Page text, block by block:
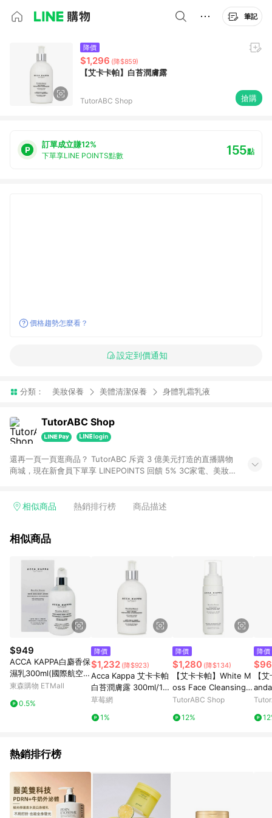
筆記
降價
$1,296 (降$859)
【艾卡卡帕】白苔潤膚露
TutorABC Shop 搶購
訂單成立賺12%
下單享LINE POINTS點數 155點
價格趨勢怎麼看？
設定到價通知
分類： 美妝保養 美體清潔保養 身體乳霜乳液
TutorABC Shop
還再一頁一頁逛商品？ TutorABC 斥資 3 億美元打造的直播購物
商城，現在新會員下單享 LINEPOINTS 回饋 5% 3C家電、美妝保
線』功能的購物平台 一鍵就能跟主播視訊連麥，有好奇的商品直
相似商品 熱銷排行榜 商品描述
相似商品
$949
ACCA KAPPA白麝香保
濕乳300ml(國際航空
版)
東森購物 ETMall
0.5%
降價
$1,232 (降$923)
Acca Kappa 艾卡卡帕
白苔潤膚露 300ml/10.
4oz-身體護理
草莓網
1%
降價
$1,280 (降$134)
【艾卡卡帕】White M
oss Face Cleansing F
oam
TutorABC Shop
12%
降價
【
熱銷排行榜